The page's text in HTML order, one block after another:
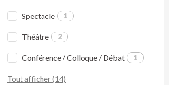
Spectacle 1
Théâtre 2
Conférence / Colloque / Débat 1
Tout afficher (14)